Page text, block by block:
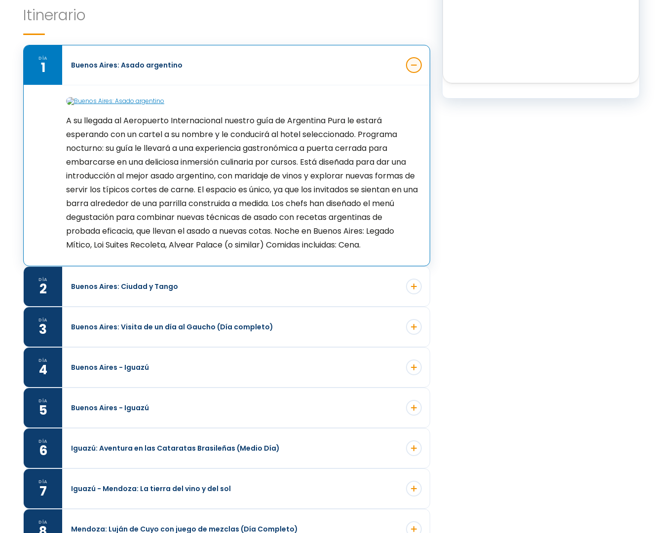
Itinerario
DÍA
1 Buenos Aires: Asado argentino
A su llegada al Aeropuerto Internacional nuestro guía de Argentina Pura le estará
esperando con un cartel a su nombre y le conducirá al hotel seleccionado. Programa
nocturno: su guía le llevará a una experiencia gastronómica a puerta cerrada para
embarcarse en una deliciosa inmersión culinaria por cursos. Está diseñada para dar una
introducción al mejor asado argentino, con maridaje de vinos y explorar nuevas formas de
servir los típicos cortes de carne. El espacio es único, ya que los invitados se sientan en una
barra alrededor de una parrilla construida a medida. Los chefs han diseñado el menú
degustación para combinar nuevas técnicas de asado con recetas argentinas de
probada eficacia, que llevan el asado a nuevas cotas. Noche en Buenos Aires: Legado
Mítico, Loi Suites Recoleta, Alvear Palace (o similar) Comidas incluidas: Cena.
DÍA
2 Buenos Aires: Ciudad y Tango
DÍA
3 Buenos Aires: Visita de un día al Gaucho (Día completo)
DÍA
4 Buenos Aires - Iguazú
DÍA
5 Buenos Aires - Iguazú
DÍA
6 Iguazú: Aventura en las Cataratas Brasileñas (Medio Día)
DÍA
7 Iguazú - Mendoza: La tierra del vino y del sol
DÍA
Mendoza: Luján de Cuyo con juego de mezclas (Día Completo)